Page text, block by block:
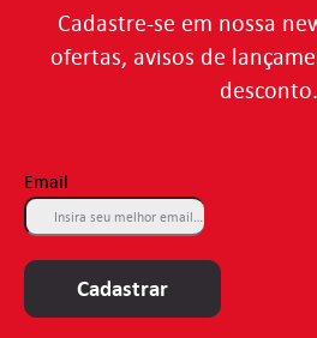
Cadastre-se em nossa
ofertas, avisos de
desconto.
Email
Cadastrar